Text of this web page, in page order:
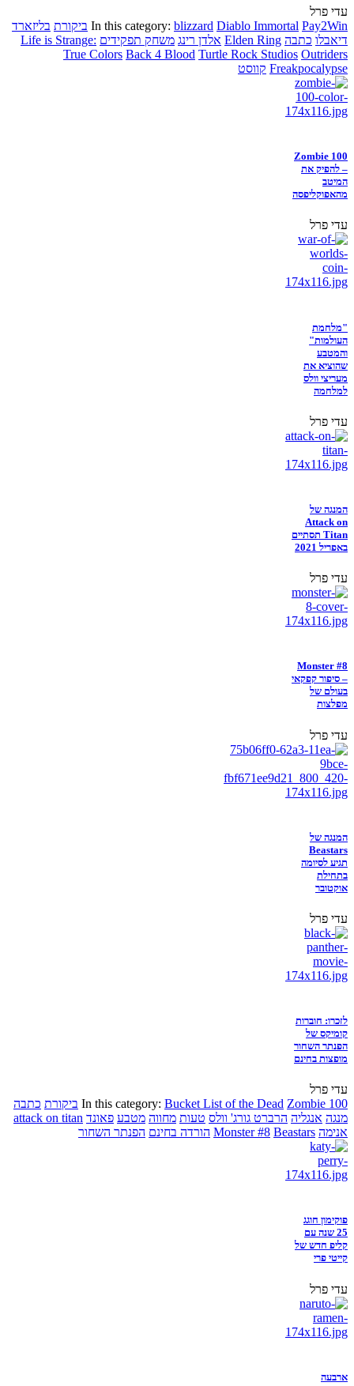
עדי פרל
In this category: blizzard Diablo Immortal Pay2Win ביקורת בליזארד
דיאבלו כתבה Elden Ring אלדן רינג משחק תפקידים Life is Strange:
True Colors Back 4 Blood Turtle Rock Studios Outriders
Freakpocalypse קווסט
Zombie 100
– להפיק את
המיטב
מהאפוקליפסה
עדי פרל
"מלחמת
העולמות"
והמטבע
שהוציא את
מעריצי וולס
למלחמה
עדי פרל
המנגה של
Attack on
Titan תסתיים
באפריל 2021
עדי פרל
Monster #8
– סיפור קפקאי
בעולם של
מפלצות
עדי פרל
המנגה של
Beastars
תגיע לסיומה
בתחילת
אוקטובר
עדי פרל
לזכרו: חוברות
קומיקס של
הפנתר השחור
מופצות בחינם
עדי פרל
In this category: Bucket List of the Dead Zombie 100 ביקורת כתבה
מנגה אנגליה הרברט גורג' וולס טעות מחווה מטבע פאונד attack on titan
אנימה
Monster #8 Beastars הורדה בחינם הפנתר השחור
פוקימון חוגג
25 שנה עם
קליפ חדש של
קייטי פרי
עדי פרל
ארבעה